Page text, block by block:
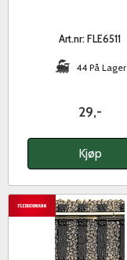
Art.nr: FLE6511
44 På Lager
29,-
Kjøp